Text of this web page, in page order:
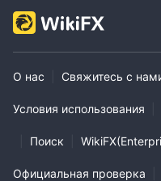
О нас Свяжитесь с
Условия использования
Поиск
Официальная проверка